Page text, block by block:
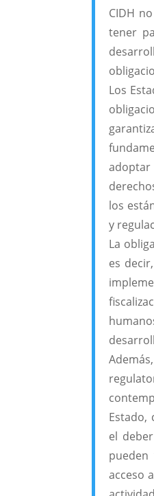
CIDH
tener
Los
los
y
La
es
Estado,
el
acceso